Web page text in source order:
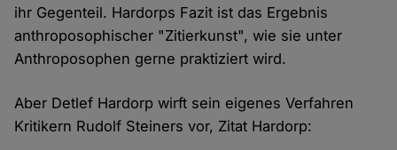
ihr Gegenteil. Hardorps Fazit ist das Ergebnis
anthroposophischer "Zitierkunst", wie sie unter
Anthroposophen gerne praktiziert wird.
Aber Detlef Hardorp wirft sein eigenes Verfahren
Kritikern Rudolf Steiners vor, Zitat Hardorp: